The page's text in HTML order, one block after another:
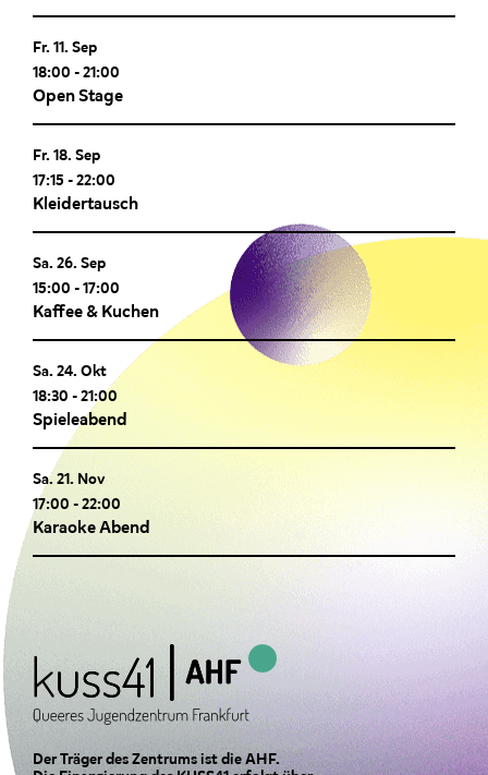
Fr. 11. Sep
18:00 -21:00
Open Stage
Fr. 18. Sep
17:15 -22:00
Kleidertausch
Sa. 26. Sep
15:00 -17:00
Kaffee & Kuchen
Sa. 24. Okt
18:30 -21:00
Spieleabend
Sa. 21. Nov
17:00 -22:00
Karaoke Abend
Der Träger des Zentrums ist die AHF.